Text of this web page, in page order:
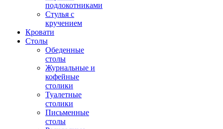
подлокотниками
Стулья с
кручением
Кровати
Столы
Обеденные
столы
Журнальные и
кофейные
столики
Туалетные
столики
Письменные
столы